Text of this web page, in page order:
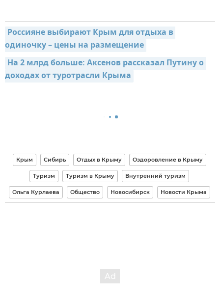
Россияне выбирают Крым для отдыха в
одиночку – цены на размещение
На 2 млрд больше: Аксенов рассказал Путину о
доходах от туротрасли Крыма
Крым Сибирь Отдых в Крыму Оздоровление в Крыму
Туризм Туризм в Крыму Внутренний туризм
Ольга Курлаева Общество Новосибирск Новости Крыма